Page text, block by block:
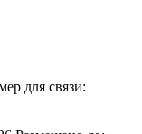
для связи: